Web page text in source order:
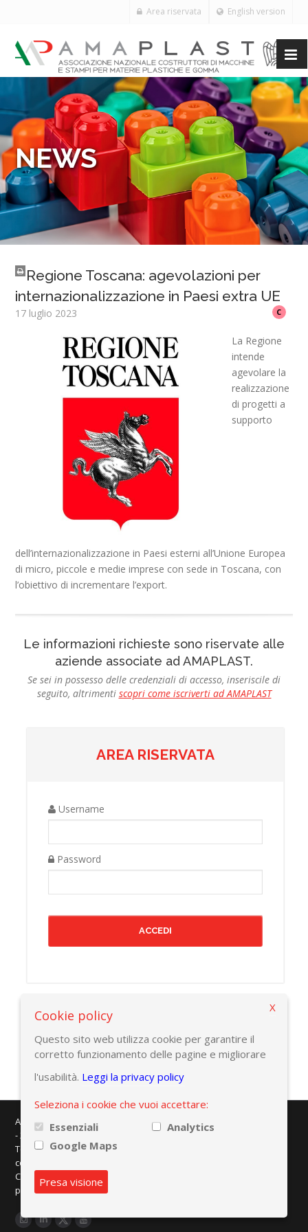
English version
Area riservata
NEWS
Regione Toscana: agevolazioni per
internazionalizzazione in Paesi extra UE
17 luglio 2023 C
La Regione
intende
agevolare la
realizzazione
di progetti a
supporto
dell’internazionalizzazione in Paesi esterni all’Unione Europea
di micro, piccole e medie imprese con sede in Toscana, con
l’obiettivo di incrementare l’export.
Le informazioni richieste sono riservate alle
aziende associate ad AMAPLAST.
Se sei in possesso delle credenziali di accesso, inseriscile di
seguito, altrimenti scopri come iscriverti ad AMAPLAST
AREA RISERVATA
Username
Password
Torna alla pagina precedente
AMAPLAST - Centro Direzionale Milanofiori - Strada 1 - Palazzo F/3
- 20057 Assago (MI)
Tel. +39 02 8228371 - e-mail:
codice fiscale: 80134430158 - PEC:
Copyright © 2026 Promaplast srl. Tutti i diritti riservati.
policy
Preferenze cookies
Cookie policy
Questo sito web utilizza cookie per garantire il
corretto funzionamento delle pagine e migliorare
l'usabilità. Leggi la privacy policy
Seleziona i cookie che vuoi accettare:
Essenziali
Analytics
Google Maps
Presa visione
X